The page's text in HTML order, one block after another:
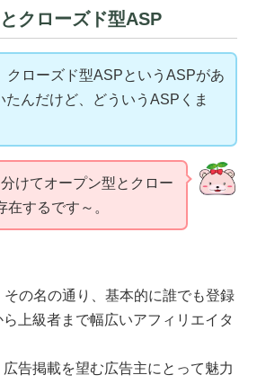
クローズド型ASP
クローズド型ASPというASPがあ
たんだけど、どういうASPくま
けてオープン型とクロー
在するです～。
の名の通り、基本的に誰でも登録
上級者まで幅広いアフィリエイタ
告掲載を望む広告主にとって魅力